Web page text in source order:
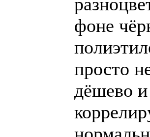
фоне
просто
дёшево